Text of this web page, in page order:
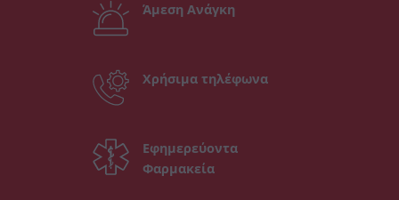
Άμεση Ανάγκη
Χρήσιμα τηλέφωνα
Εφημερεύοντα
Φαρμακεία